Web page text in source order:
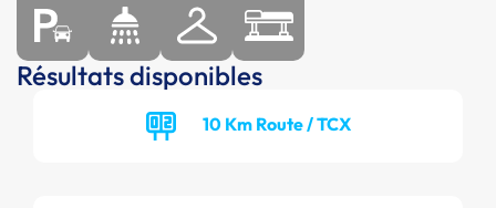
Résultats disponibles
10 Km Route / TCX